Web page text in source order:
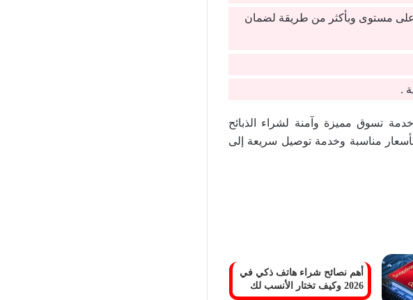
مستوى وبأكثر من طريقة لضمان
.
تسوق مميزة وآمنة لشراء الذبائح
مناسبة وخدمة توصيل سريعة إلى
أهم نصائح شراء هاتف ذكي في
2026 وكيف تختار الأنسب لك